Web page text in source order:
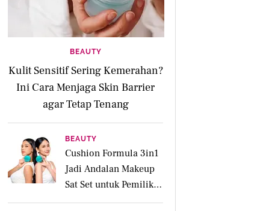
BEAUTY
Kulit Sensitif Sering Kemerahan?
Ini Cara Menjaga Skin Barrier
agar Tetap Tenang
BEAUTY
Cushion Formula 3in1
Jadi Andalan Makeup
Sat Set untuk Pemilik
Kulit Acne Prone